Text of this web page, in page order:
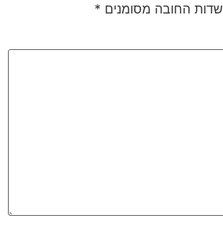
שדות החובה מסומנים *